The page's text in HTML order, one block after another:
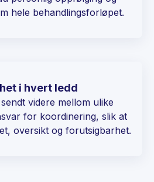
hele behandlingsforløpet.
i hvert ledd
videre mellom ulike
for koordinering, slik at
oversikt og forutsigbarhet.